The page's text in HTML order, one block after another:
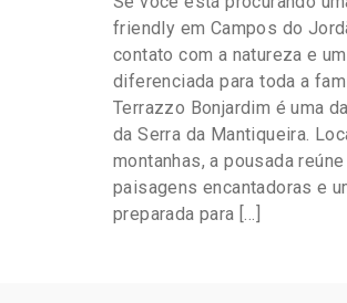
friendly em Campos do
contato com a natureza e
diferenciada para toda a
Terrazzo Bonjardim é uma
da Serra da Mantiqueira.
montanhas, a pousada
paisagens encantadoras e
preparada para […]